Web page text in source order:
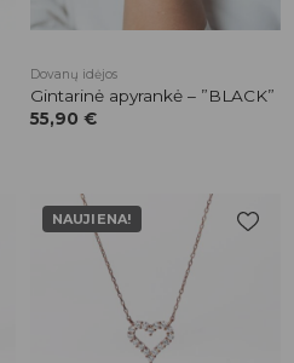
Dovanų idėjos
Gintarinė apyrankė – ”BLACK”
55,90 €
NAUJIENA!